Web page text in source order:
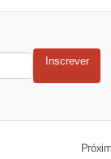
Inscrever